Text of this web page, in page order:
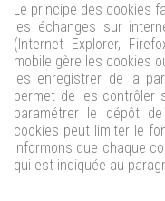
Le principe des cookies
les échanges sur
(Internet Explorer,
mobile gère les cookies
les enregistrer de la
permet de les contrôler
paramétrer le dépôt
cookies peut limiter le
informons que chaque
qui est indiquée au